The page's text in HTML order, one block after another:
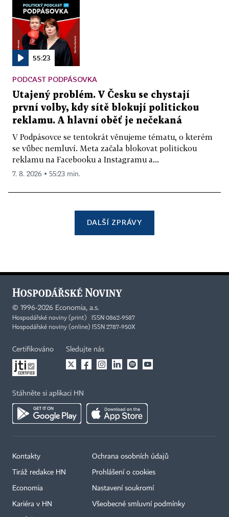
55:23
PODCAST PODPÁSOVKA
Utajený problém. V Česku se chystají
první volby, kdy sítě blokují politickou
reklamu. A hlavní oběť je nečekaná
V Podpásovce se tentokrát věnujeme tématu, o kterém
se vůbec nemluví. Meta začala blokovat politickou
reklamu na Facebooku a Instagramu a...
7. 8. 2026 ▪ 55:23 min.
DALŠÍ ZPRÁVY
© 1996-2026 Economia, a.s.
Hospodářské noviny (print) ISSN 0862-9587
Hospodářské noviny (online) ISSN 2787-950X
Certifikováno Sledujte nás
Stáhněte si aplikaci HN
Kontakty
Tiráž redakce HN
Economia
Kariéra v HN
Ochrana osobních údajů
Prohlášení o cookies
Nastavení soukromí
Všeobecné smluvní podmínky